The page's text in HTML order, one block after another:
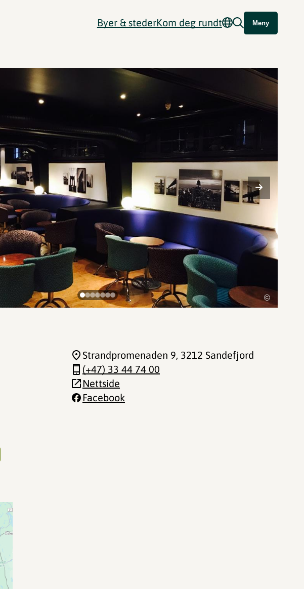
Byer & stederKom deg rundt Meny
©
Strandpromenaden 9, 3212 Sandefjord
(+47) 33 44 74 00
Nettside
Facebook